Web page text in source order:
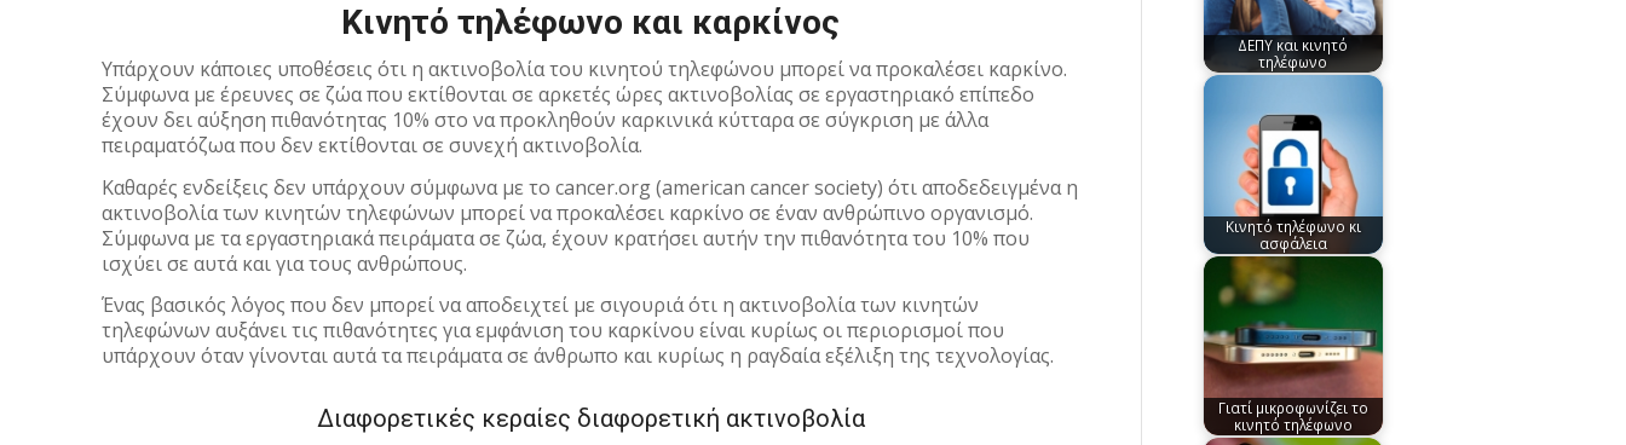
Κινητό τηλέφωνο και καρκίνος
Υπάρχουν κάποιες υποθέσεις ότι η ακτινοβολία του κινητού τηλεφώνου μπορεί να προκαλέσει καρκίνο.
Σύμφωνα με έρευνες σε ζώα που εκτίθονται σε αρκετές ώρες ακτινοβολίας σε εργαστηριακό επίπεδο
έχουν δει αύξηση πιθανότητας 10% στο να προκληθούν καρκινικά κύτταρα σε σύγκριση με άλλα
πειραματόζωα που δεν εκτίθονται σε συνεχή ακτινοβολία.
Καθαρές ενδείξεις δεν υπάρχουν σύμφωνα με το cancer.org (american cancer society) ότι αποδεδειγμένα η
ακτινοβολία των κινητών τηλεφώνων μπορεί να προκαλέσει καρκίνο σε έναν ανθρώπινο οργανισμό.
Σύμφωνα με τα εργαστηριακά πειράματα σε ζώα, έχουν κρατήσει αυτήν την πιθανότητα του 10% που
ισχύει σε αυτά και για τους ανθρώπους.
Ένας βασικός λόγος που δεν μπορεί να αποδειχτεί με σιγουριά ότι η ακτινοβολία των κινητών
τηλεφώνων αυξάνει τις πιθανότητες για εμφάνιση του καρκίνου είναι κυρίως οι περιορισμοί που
υπάρχουν όταν γίνονται αυτά τα πειράματα σε άνθρωπο και κυρίως η ραγδαία εξέλιξη της τεχνολογίας.
Διαφορετικές κεραίες διαφορετική ακτινοβολία
ΔΕΠΥ και κινητό
τηλέφωνο
Κινητό τηλέφωνο κι
ασφάλεια
Γιατί μικροφωνίζει το
κινητό τηλέφωνο